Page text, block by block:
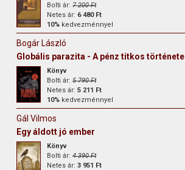
Bolti ár:7 200 Ft
Netes ár: 6 480 Ft
10% kedvezménnyel
Bogár László
Globális parazita - A pénz titkos története
Könyv
Bolti ár:5 790 Ft
Netes ár:5 211 Ft
10% kedvezménnyel
Gál Vilmos
Egy áldott jó ember
Könyv
Bolti ár:4 390 Ft
Netes ár:3 951 Ft